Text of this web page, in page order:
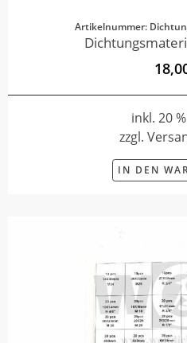
Artikelnummer:
inkl. 20
zzgl.
IN DEN